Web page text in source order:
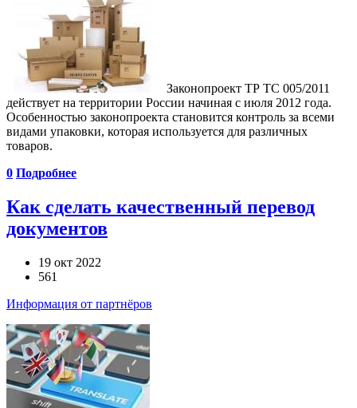
Законопроект ТР ТС 005/2011
действует на территории России начиная с июля 2012 года.
Особенностью законопроекта становится контроль за всеми
видами упаковки, которая используется для различных
товаров.
0 Подробнее
Как сделать качественный перевод
документов
19 окт 2022
561
Информация от партнёров